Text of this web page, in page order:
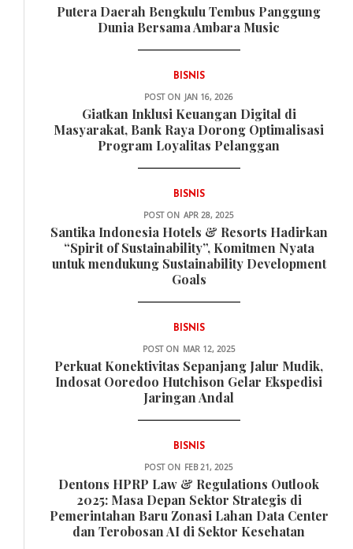
Putera Daerah Bengkulu Tembus Panggung
Dunia Bersama Ambara Music
BISNIS
POST ON JAN 16, 2026
Giatkan Inklusi Keuangan Digital di
Masyarakat, Bank Raya Dorong Optimalisasi
Program Loyalitas Pelanggan
BISNIS
POST ON APR 28, 2025
Santika Indonesia Hotels & Resorts Hadirkan
“Spirit of Sustainability”, Komitmen Nyata
untuk mendukung Sustainability Development
Goals
BISNIS
POST ON MAR 12, 2025
Perkuat Konektivitas Sepanjang Jalur Mudik,
Indosat Ooredoo Hutchison Gelar Ekspedisi
Jaringan Andal
BISNIS
POST ON FEB 21, 2025
Dentons HPRP Law & Regulations Outlook
2025: Masa Depan Sektor Strategis di
Pemerintahan Baru Zonasi Lahan Data Center
dan Terobosan AI di Sektor Kesehatan